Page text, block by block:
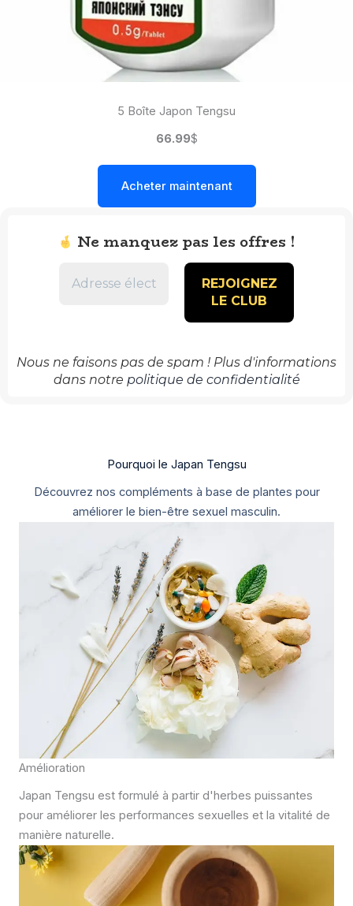
5 Boîte Japon Tengsu
66.99$
Acheter maintenant
Ne manquez pas les offres !
Nous ne faisons pas de spam ! Plus d'informations
dans notre politique de confidentialité
Pourquoi le Japan Tengsu
Découvrez nos compléments à base de plantes pour
améliorer le bien-être sexuel masculin.
Amélioration
Japan Tengsu est formulé à partir d'herbes puissantes
pour améliorer les performances sexuelles et la vitalité de
manière naturelle.